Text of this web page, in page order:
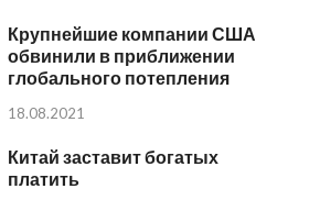
Крупнейшие компании США
обвинили в приближении
глобального потепления
18.08.2021
Китай заставит богатых
платить